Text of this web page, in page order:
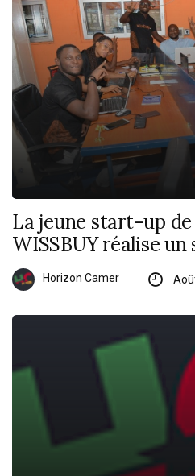
La jeune start-up
WISSBUY réalise
Horizon Camer